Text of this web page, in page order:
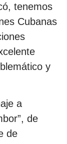
tenemos
Cubanas
y
a
de
de